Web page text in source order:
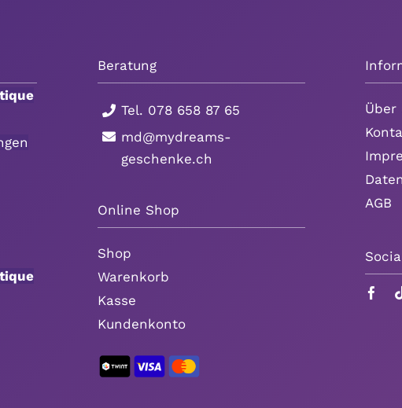
Beratung
Tel. 078 658 87 65
md@mydreams-
geschenke.ch
Online Shop
Shop
Warenkorb
Kasse
Kundenkonto
Über
AGB